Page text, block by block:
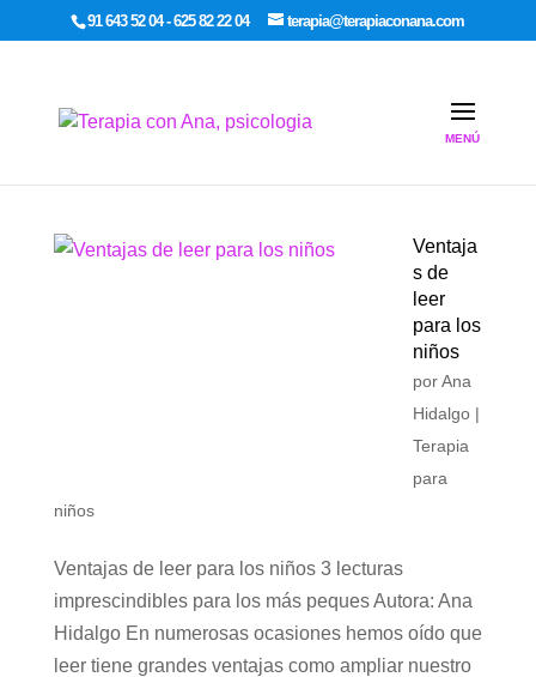
google-site-verification: google7dcda757e565a307.html
91 643 52 04 - 625 82 22 04 terapia@terapiaconana.com
Ventaja
s de
leer
para los
niños
porAna
Hidalgo|
Terapia
para
niños
Ventajas de leer para los niños 3 lecturas
imprescindibles para los más peques Autora: Ana
Hidalgo En numerosas ocasiones hemos oído que
leer tiene grandes ventajas como ampliar nuestro